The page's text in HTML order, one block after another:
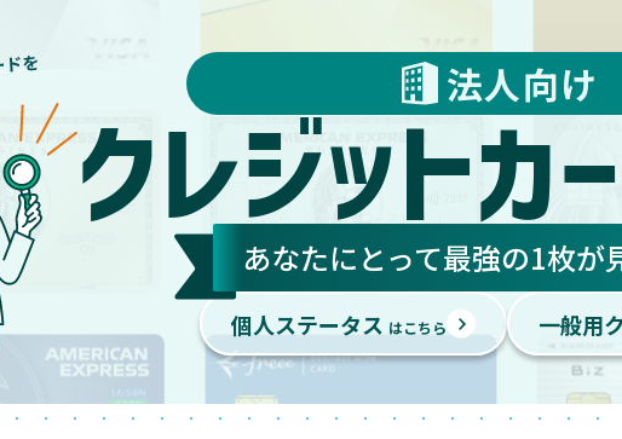
法人向け
クレジットカ
あなたにとって最強の1枚が
個人ステータス はこちら 一般用